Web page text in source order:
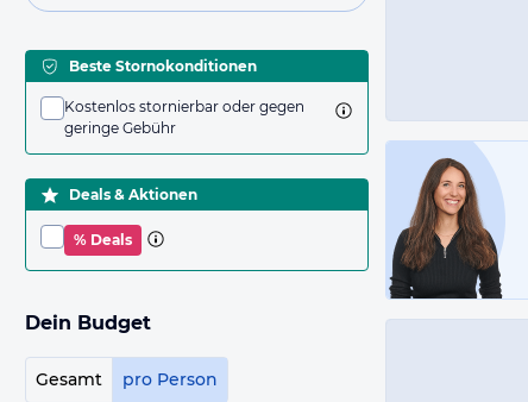
Beste Stornokonditionen
Kostenlos stornierbar oder gegen
geringe Gebühr
Deals & Aktionen
% Deals
Dein Budget
Gesamt pro Person